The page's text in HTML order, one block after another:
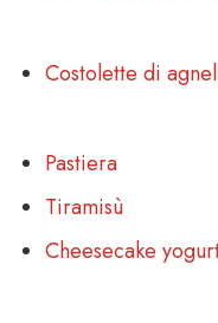
Costolette di
Pastiera
Tiramisù
Cheesecake